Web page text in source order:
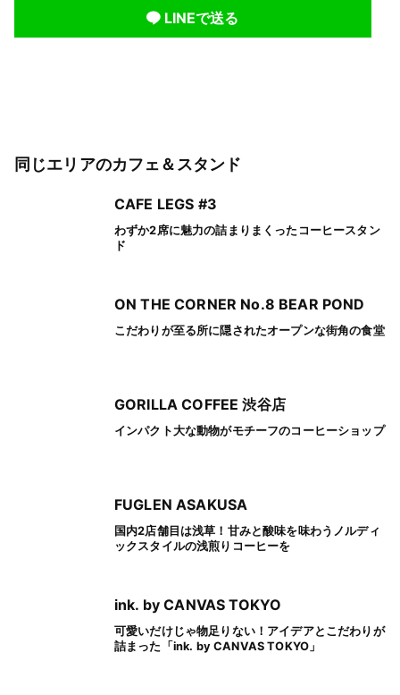
LINEで送る
同じエリアのカフェ＆スタンド
CAFE LEGS #3
わずか2席に魅力の詰まりまくったコーヒースタン
ド
ON THE CORNER No.8 BEAR POND
こだわりが至る所に隠されたオープンな街角の食堂
GORILLA COFFEE 渋谷店
インパクト大な動物がモチーフのコーヒーショップ
FUGLEN ASAKUSA
国内2店舗目は浅草！甘みと酸味を味わうノルディ
ックスタイルの浅煎りコーヒーを
ink. by CANVAS TOKYO
可愛いだけじゃ物足りない！アイデアとこだわりが
詰まった「ink. by CANVAS TOKYO」